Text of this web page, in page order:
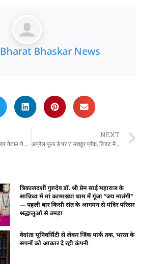
Bharat Bhaskar News
अंबिकापुर पहुंचे मंत्री रामविचार नेताम ने माँ महामाया मंदिर धाम में पूजा की
NEXT
अप्रैल फूल डे पर 7 मशहूर प्रैंक, लिस्ट में गूगल, नेटफ्लिक्स और सोनी भी
त्रिकालदर्शी गुरुदेव डॉ. श्री प्रेम साईं महाराज के
सान्निध्य में मां कामाख्या धाम में गूंजा “जय मातंगी”
— पहली बार किसी संत के आगमन से मंदिर परिसर
श्रद्धालुओं से उमड़ा
वेदांता यूनिवर्सिटी से लेकर जिंक पार्क तक, भारत के
सपनों को आकार दे रही कंपनी